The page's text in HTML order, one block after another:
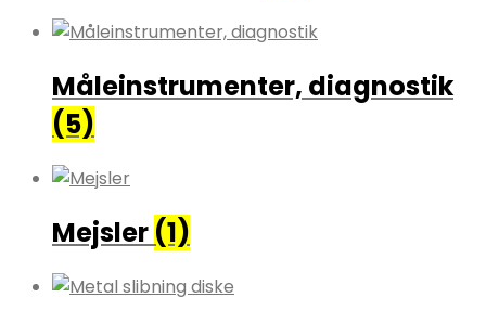
Måleinstrumenter, diagnostik
(5)
Mejsler (1)